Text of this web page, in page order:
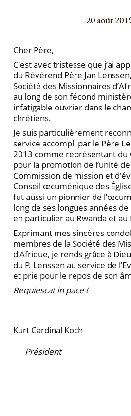
20 août
Cher Père,
C’est avec tristesse que j’ai
du Révérend Père Jan
Société des Missionnaires
au long de son fécond
infatigable ouvrier dans le
chrétiens.
Je suis particulièrement
service accompli par le Père
2013 comme représentant du
pour la promotion de l’unité
Commission de mission et
Conseil œcuménique des
fut aussi un pionnier de
long de ses longues années
en particulier au Rwanda et au
Exprimant mes sincères
membres de la Société des
d’Afrique, je rends grâce à
du P. Lenssen au service de
et prie pour le repos de son
Requiescat in pace !
Kurt Cardinal Koch
Président